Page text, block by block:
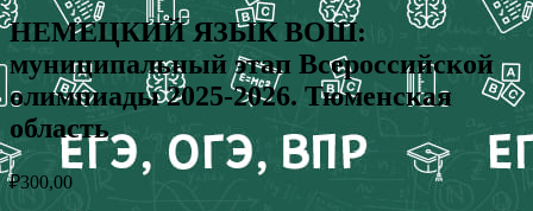
НЕМЕЦКИЙ ЯЗЫК ВОШ:
муниципальный этап Всероссийской
олимпиады 2025-2026. Тюменская
область
₽300,00